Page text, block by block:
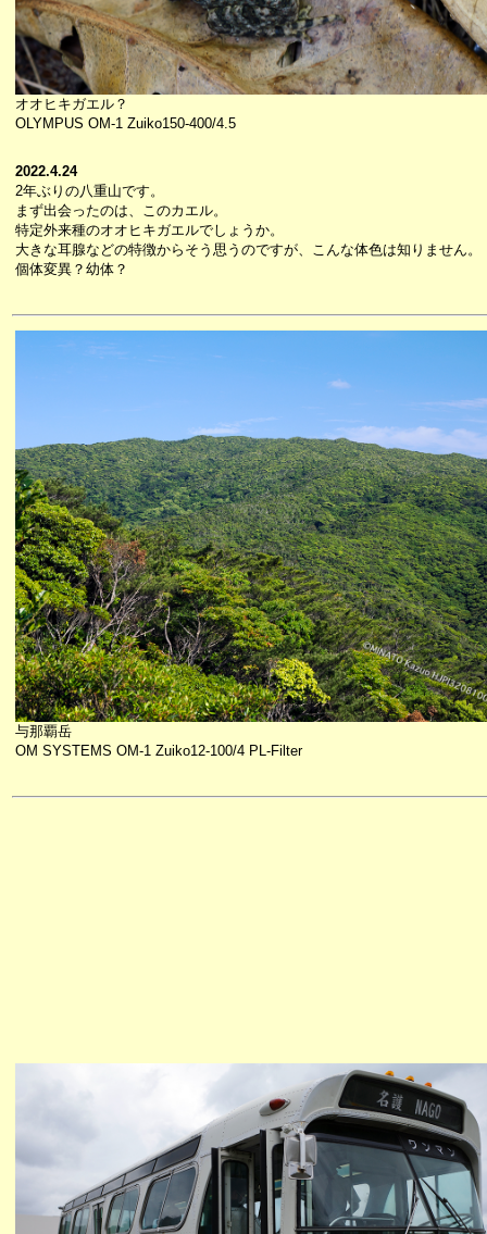
オオヒキガエル？
OLYMPUS OM-1 Zuiko150-400/4.5
2022.4.24
2年ぶりの八重山です。
まず出会ったのは、このカエル。
特定外来種のオオヒキガエルでしょうか。
大きな耳腺などの特徴からそう思うのですが、こんな体色は知りません。
個体変異？幼体？
与那覇岳
OM SYSTEMS OM-1 Zuiko12-100/4 PL-Filter